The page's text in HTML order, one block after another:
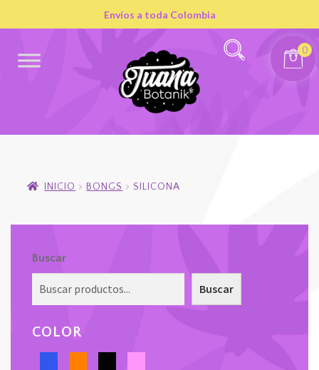
Envíos a toda Colombia
0
INICIO BONGS SILICONA
Buscar
Buscar
COLOR